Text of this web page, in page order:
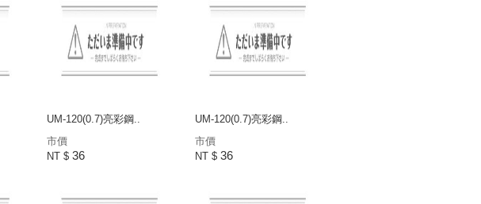
UM-120(0.7)亮彩鋼..
市價
NT $ 36
UM-120(0.7)亮彩鋼..
市價
NT $ 36